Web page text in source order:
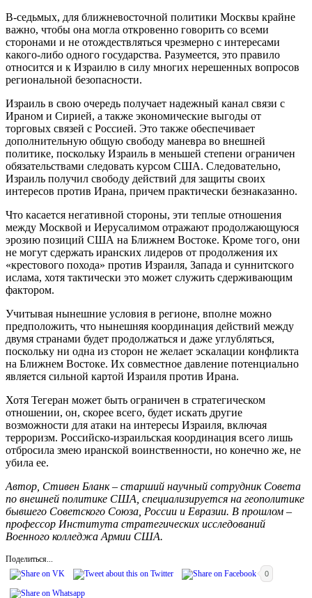
В-седьмых, для ближневосточной политики Москвы крайне
важно, чтобы она могла откровенно говорить со всеми
сторонами и не отождествляться чрезмерно с интересами
какого-либо одного государства. Разумеется, это правило
относится и к Израилю в силу многих нерешенных вопросов
региональной безопасности.
Израиль в свою очередь получает надежный канал связи с
Ираном и Сирией, а также экономические выгоды от
торговых связей с Россией. Это также обеспечивает
дополнительную общую свободу маневра во внешней
политике, поскольку Израиль в меньшей степени ограничен
обязательствами следовать курсом США. Следовательно,
Израиль получил свободу действий для защиты своих
интересов против Ирана, причем практически безнаказанно.
Что касается негативной стороны, эти теплые отношения
между Москвой и Иерусалимом отражают продолжающуюся
эрозию позиций США на Ближнем Востоке. Кроме того, они
не могут сдержать иранских лидеров от продолжения их
«крестового похода» против Израиля, Запада и суннитского
ислама, хотя тактически это может служить сдерживающим
фактором.
Учитывая нынешние условия в регионе, вполне можно
предположить, что нынешняя координация действий между
двумя странами будет продолжаться и даже углубляться,
поскольку ни одна из сторон не желает эскалации конфликта
на Ближнем Востоке. Их совместное давление потенциально
является сильной картой Израиля против Ирана.
Хотя Тегеран может быть ограничен в стратегическом
отношении, он, скорее всего, будет искать другие
возможности для атаки на интересы Израиля, включая
терроризм. Российско-израильская координация всего лишь
отбросила змею иранской воинственности, но конечно же, не
убила ее.
Автор, Стивен Бланк – старший научный сотрудник Совета
по внешней политике США, специализируется на геополитике
бывшего Советского Союза, России и Евразии. В прошлом –
профессор Института стратегических исследований
Военного колледжа Армии США.
Поделиться...
0